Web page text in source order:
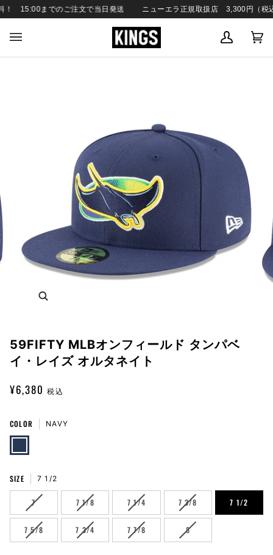
SKIP
TO
15:00までのご注文で当日発送 ニューエラ正規取扱店 3,300円（税込
59FIFTY MLBオンフィールド タンパベ
イ・レイズ オルタネイト
¥6,380 税込
COLOR NAVY
NAVY
SIZE 7 1/2
7VARIANT
SOLD
OUT
OR
UNAVAILABLE
7 1/8VARIANT
SOLD
OUT
OR
UNAVAILABLE
7 1/4VARIANT
SOLD
OUT
OR
UNAVAILABLE
7 3/8VARIANT
SOLD
OUT
OR
UNAVAILABLE
7 1/2
7 5/8VARIANT
SOLD
7 3/4VARIANT
SOLD
7 7/8VARIANT
SOLD
8VARIANT
SOLD